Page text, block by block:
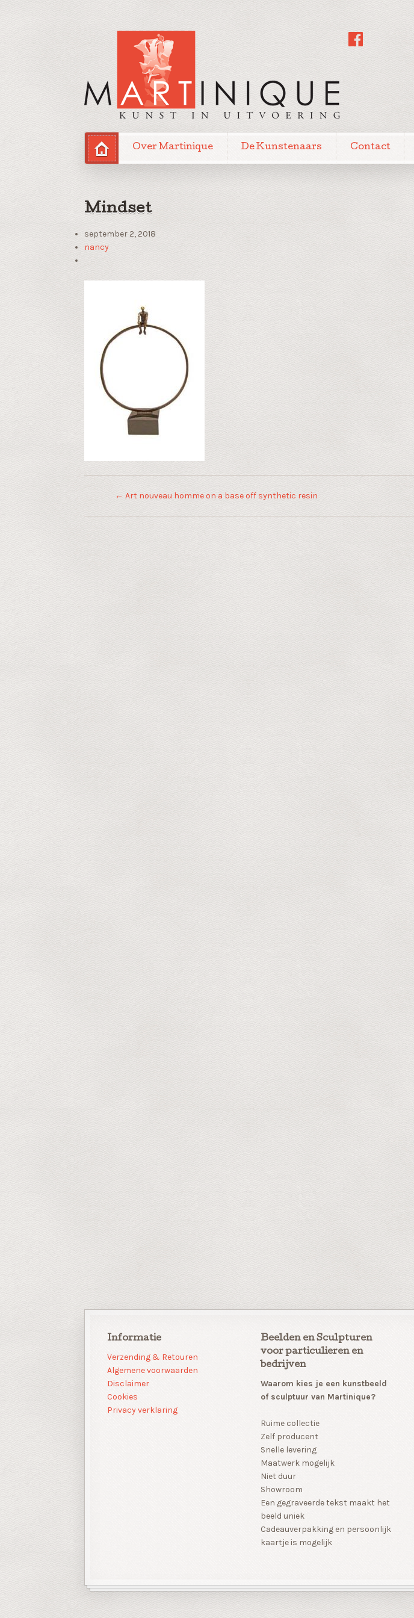
Over Martinique De Kunstenaars Contact
Mindset
september 2, 2018
nancy
← Art nouveau homme on a base off synthetic resin
Informatie
Verzending & Retouren
Algemene voorwaarden
Disclaimer
Cookies
Privacy verklaring
Beelden en Sculpturen
voor particulieren en
bedrijven
Waarom kies je een kunstbeeld
of sculptuur van Martinique?
Ruime collectie
Zelf producent
Snelle levering
Maatwerk mogelijk
Niet duur
Showroom
Een gegraveerde tekst maakt het
beeld uniek
Cadeauverpakking en persoonlijk
kaartje is mogelijk